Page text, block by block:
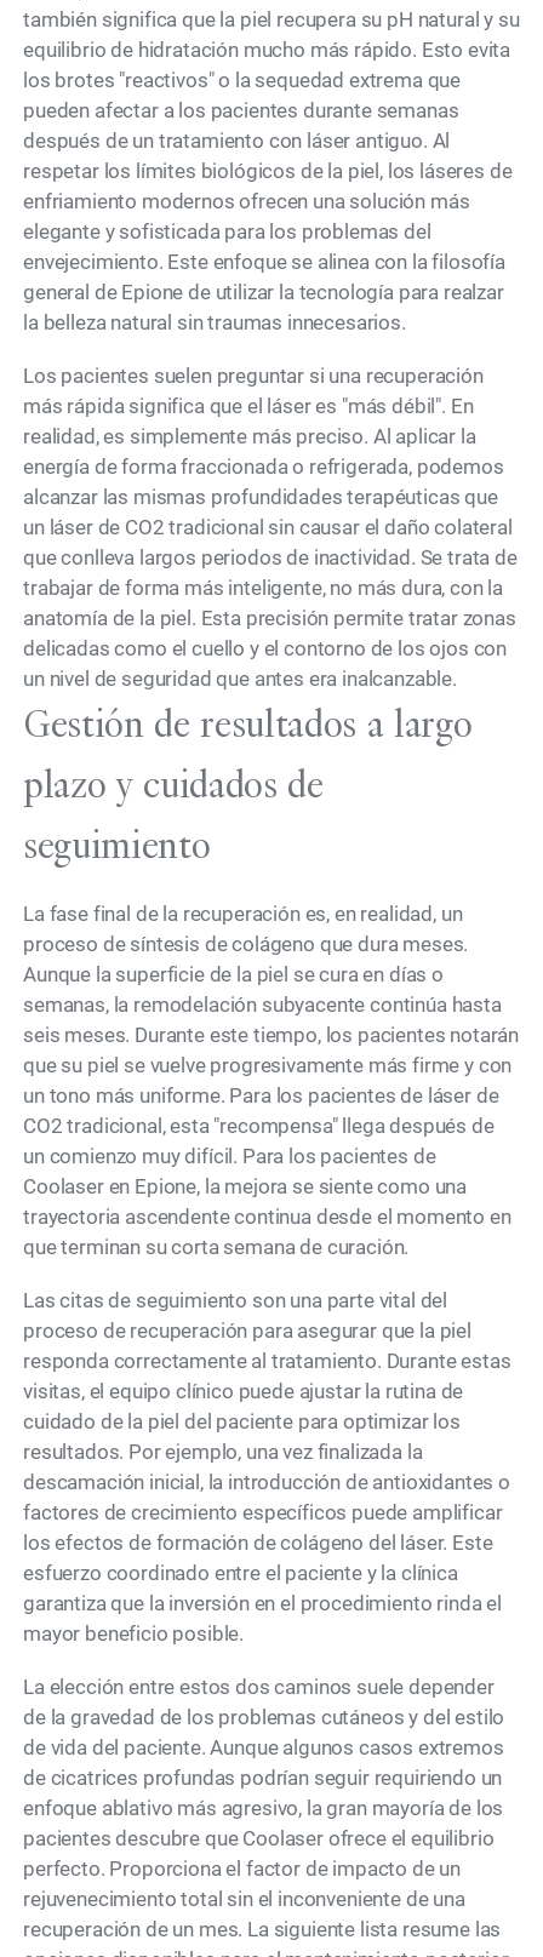
también significa que la piel recupera su pH natural y su
equilibrio de hidratación mucho más rápido. Esto evita
los brotes "reactivos" o la sequedad extrema que
pueden afectar a los pacientes durante semanas
después de un tratamiento con láser antiguo. Al
respetar los límites biológicos de la piel, los láseres de
enfriamiento modernos ofrecen una solución más
elegante y sofisticada para los problemas del
envejecimiento. Este enfoque se alinea con la filosofía
general de Epione de utilizar la tecnología para realzar
la belleza natural sin traumas innecesarios.
Los pacientes suelen preguntar si una recuperación
más rápida significa que el láser es "más débil". En
realidad, es simplemente más preciso. Al aplicar la
energía de forma fraccionada o refrigerada, podemos
alcanzar las mismas profundidades terapéuticas que
un láser de CO2 tradicional sin causar el daño colateral
que conlleva largos periodos de inactividad. Se trata de
trabajar de forma más inteligente, no más dura, con la
anatomía de la piel. Esta precisión permite tratar zonas
delicadas como el cuello y el contorno de los ojos con
un nivel de seguridad que antes era inalcanzable.
Gestión de resultados a largo
plazo y cuidados de
seguimiento
La fase final de la recuperación es, en realidad, un
proceso de síntesis de colágeno que dura meses.
Aunque la superficie de la piel se cura en días o
semanas, la remodelación subyacente continúa hasta
seis meses. Durante este tiempo, los pacientes notarán
que su piel se vuelve progresivamente más firme y con
un tono más uniforme. Para los pacientes de láser de
CO2 tradicional, esta "recompensa" llega después de
un comienzo muy difícil. Para los pacientes de
Coolaser en Epione, la mejora se siente como una
trayectoria ascendente continua desde el momento en
que terminan su corta semana de curación.
Las citas de seguimiento son una parte vital del
proceso de recuperación para asegurar que la piel
responda correctamente al tratamiento. Durante estas
visitas, el equipo clínico puede ajustar la rutina de
cuidado de la piel del paciente para optimizar los
resultados. Por ejemplo, una vez finalizada la
descamación inicial, la introducción de antioxidantes o
factores de crecimiento específicos puede amplificar
los efectos de formación de colágeno del láser. Este
esfuerzo coordinado entre el paciente y la clínica
garantiza que la inversión en el procedimiento rinda el
mayor beneficio posible.
La elección entre estos dos caminos suele depender
de la gravedad de los problemas cutáneos y del estilo
de vida del paciente. Aunque algunos casos extremos
de cicatrices profundas podrían seguir requiriendo un
enfoque ablativo más agresivo, la gran mayoría de los
pacientes descubre que Coolaser ofrece el equilibrio
perfecto. Proporciona el factor de impacto de un
rejuvenecimiento total sin el inconveniente de una
recuperación de un mes. La siguiente lista resume las